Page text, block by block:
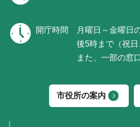
開庁時間
月曜日～金曜日
後5時まで（祝日
また、一部の窓
市役所の案内